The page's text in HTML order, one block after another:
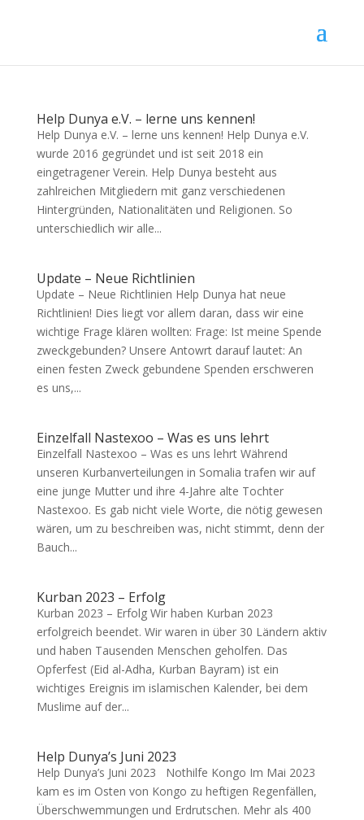
Help Dunya e.V. – lerne uns kennen!
Help Dunya e.V. – lerne uns kennen! Help Dunya e.V.
wurde 2016 gegründet und ist seit 2018 ein
eingetragener Verein. Help Dunya besteht aus
zahlreichen Mitgliedern mit ganz verschiedenen
Hintergründen, Nationalitäten und Religionen. So
unterschiedlich wir alle...
Update – Neue Richtlinien
Update – Neue Richtlinien Help Dunya hat neue
Richtlinien! Dies liegt vor allem daran, dass wir eine
wichtige Frage klären wollten: Frage: Ist meine Spende
zweckgebunden? Unsere Antowrt darauf lautet: An
einen festen Zweck gebundene Spenden erschweren
es uns,...
Einzelfall Nastexoo – Was es uns lehrt
Einzelfall Nastexoo – Was es uns lehrt Während
unseren Kurbanverteilungen in Somalia trafen wir auf
eine junge Mutter und ihre 4-Jahre alte Tochter
Nastexoo. Es gab nicht viele Worte, die nötig gewesen
wären, um zu beschreiben was, nicht stimmt, denn der
Bauch...
Kurban 2023 – Erfolg
Kurban 2023 – Erfolg Wir haben Kurban 2023
erfolgreich beendet. Wir waren in über 30 Ländern aktiv
und haben Tausenden Menschen geholfen. Das
Opferfest (Eid al-Adha, Kurban Bayram) ist ein
wichtiges Ereignis im islamischen Kalender, bei dem
Muslime auf der...
Help Dunya’s Juni 2023
Help Dunya’s Juni 2023 Nothilfe Kongo Im Mai 2023
kam es im Osten von Kongo zu heftigen Regenfällen,
Überschwemmungen und Erdrutschen. Mehr als 400